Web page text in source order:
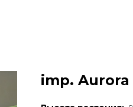
imp.